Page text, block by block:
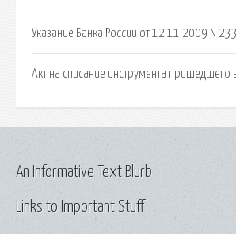
Указание Банка России от 12.11.2009 N
Акт на списание инструмента пришедшего
Links to Important Stuff
An Informative Text Blurb